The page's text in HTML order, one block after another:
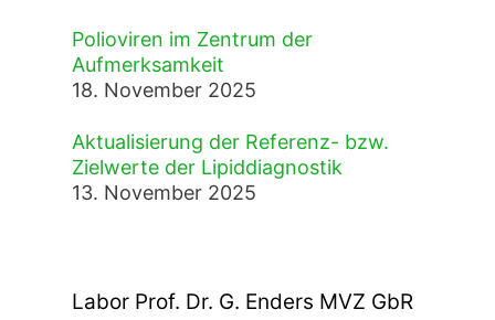
Polioviren im Zentrum der
Aufmerksamkeit
18. November 2025
Aktualisierung der Referenz- bzw.
Zielwerte der Lipiddiagnostik
13. November 2025
Labor Prof. Dr. G. Enders MVZ GbR